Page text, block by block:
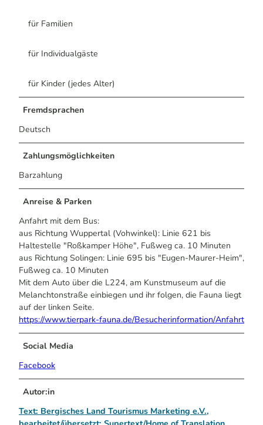
für Familien
für Individualgäste
für Kinder (jedes Alter)
Fremdsprachen
Deutsch
Zahlungsmöglichkeiten
Barzahlung
Anreise & Parken
Anfahrt mit dem Bus:
aus Richtung Wuppertal (Vohwinkel): Linie 621 bis
Haltestelle "Roßkamper Höhe", Fußweg ca. 10 Minuten
aus Richtung Solingen: Linie 695 bis "Eugen-Maurer-Heim",
Fußweg ca. 10 Minuten
Mit dem Auto über die L224, am Kunstmuseum auf die
Melanchtonstraße einbiegen und ihr folgen, die Fauna liegt
auf der linken Seite.
https://www.tierpark-fauna.de/Besucherinformation/Anfahrt
Social Media
Facebook
Autor:in
Text: Bergisches Land Tourismus Marketing e.V.,